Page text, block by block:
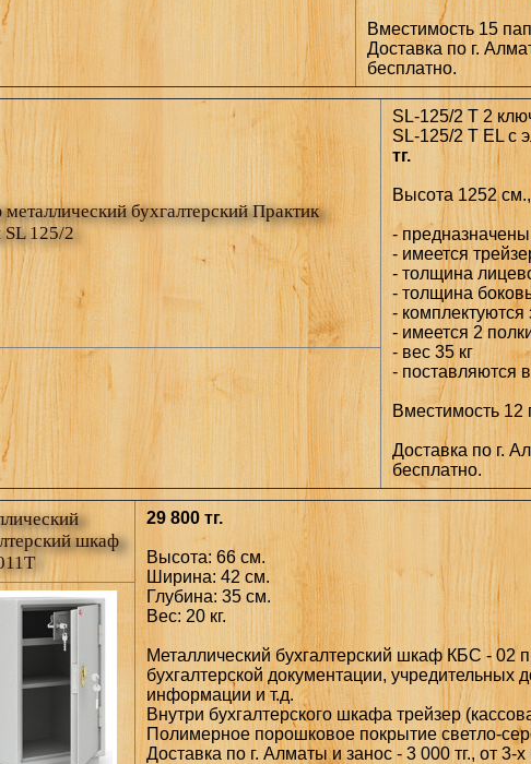
Вместимость 15
Доставка по г.
бесплатно.
бухгалтерский Практик
SL 125/2
SL-125/2 T 2
SL-125/2 T EL с
тг.
Высота 1252
-
- имеется
- толщина
- толщина
-
- имеется 2
- вес 35 кг
- поставляются
Вместимость 12
Доставка по г.
бесплатно.
шкаф
29 800 тг.
Высота: 66 см.
Ширина: 42 см.
Глубина: 35 см.
Вес: 20 кг.
Металлический бухгалтерский шкаф КБС - 02
бухгалтерской документации, учредительных
информации и т.д.
Внутри бухгалтерского шкафа трейзер
Полимерное порошковое покрытие светло-
Доставка по г. Алматы и занос - 3 000 тг., от 3-